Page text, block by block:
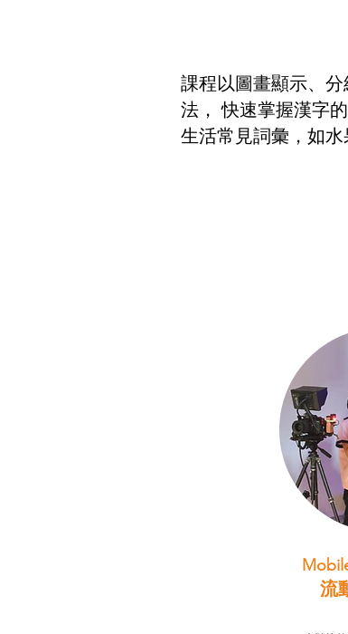
課程以圖畫顯示、
法， 快速掌握漢字
生活常見詞彙，如水
流